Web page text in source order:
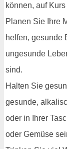
können, auf
Planen Sie Ihre
helfen, gesunde
ungesunde
sind.
Halten Sie
gesunde,
oder in Ihrer
oder Gemüse